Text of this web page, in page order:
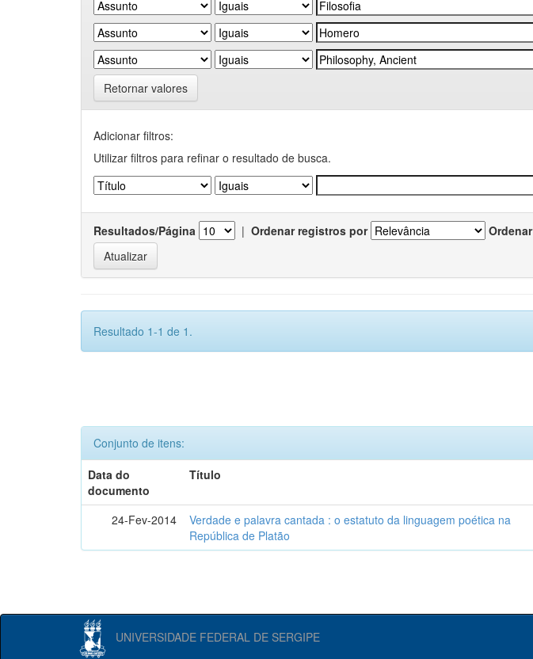
Retornar valores
Adicionar filtros:
Utilizar filtros para refinar o resultado de busca.
Resultados/Página | Ordenar registros por Ordenar
Resultado 1-1 de 1.
Conjunto de itens:
Data do
documento
Título
24-Fev-2014
Verdade e palavra cantada : o estatuto da linguagem poética na
República de Platão
UNIVERSIDADE FEDERAL DE SERGIPE